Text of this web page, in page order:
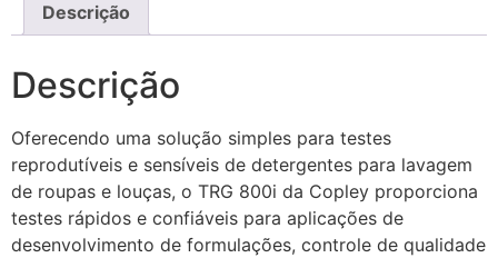
Descrição
Descrição
Oferecendo uma solução simples para testes
reprodutíveis e sensíveis de detergentes para lavagem
de roupas e louças, o TRG 800i da Copley proporciona
testes rápidos e confiáveis ​​para aplicações de
desenvolvimento de formulações, controle de qualidade